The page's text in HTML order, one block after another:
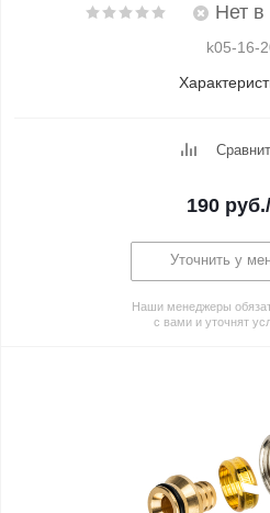
Нет в
k05-16-
190 руб.
Уточнить у
Наши менеджеры
с вами и уточнят